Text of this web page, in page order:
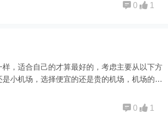
0 1
，适合自己的才算最好的，考虑主要从以下方
小机场，选择便宜的还是贵的机场，机场的波
0 1